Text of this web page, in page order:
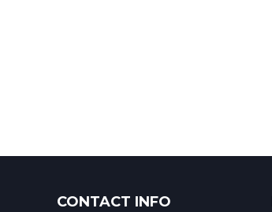
CONTACT INFO